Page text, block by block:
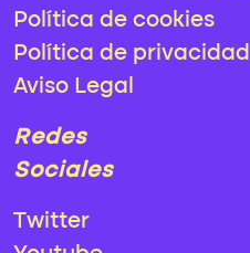
Política de cookies
Política de privacidad
Aviso Legal
Redes
Sociales
Twitter